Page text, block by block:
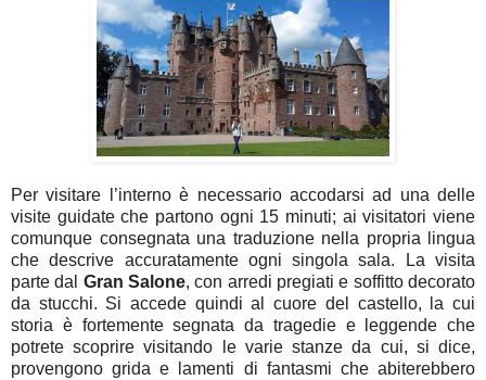
Per visitare l’interno è necessario accodarsi ad una delle
visite guidate che partono ogni 15 minuti; ai visitatori viene
comunque consegnata una traduzione nella propria lingua
che descrive accuratamente ogni singola sala. La visita
parte dal Gran Salone, con arredi pregiati e soffitto decorato
da stucchi. Si accede quindi al cuore del castello, la cui
storia è fortemente segnata da tragedie e leggende che
potrete scoprire visitando le varie stanze da cui, si dice,
provengono grida e lamenti di fantasmi che abiterebbero